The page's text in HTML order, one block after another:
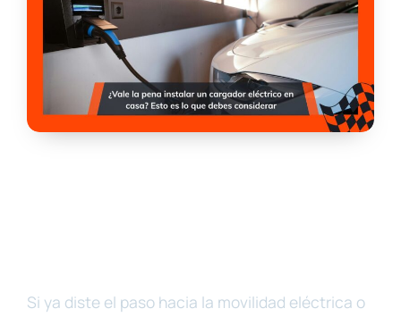
Si ya diste el paso hacia la movilidad eléctrica o